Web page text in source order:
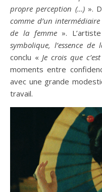
propre perception (…) ».
comme d’un
de la femme ».
symbolique, l’essence de
conclu «Je crois que
moments entre
avec une grande
travail.